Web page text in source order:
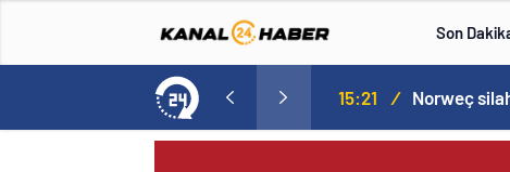
Son
Tam 5 futbolcu…. 15:21 /